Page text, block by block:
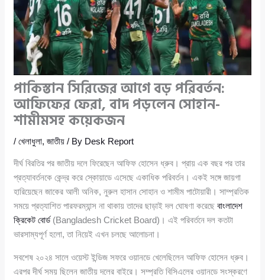
পাকিস্তান সিরিজের আগে বড় পরিবর্তন:
আফিফের ফেরা, বাদ পড়লেন সোহান-
শামীমসহ কয়েকজন
/খেলাধুলা,জাতীয় / By Desk Report
দীর্ঘ বিরতির পর জাতীয় দলে ফিরেছেন আফিফ হোসেন ধ্রুব। প্রায় এক বছর পর তার
প্রত্যাবর্তনকে কেন্দ্র করে স্কোয়াডে এসেছে একাধিক পরিবর্তন। একই সঙ্গে জায়গা
হারিয়েছেন জাকের আলী অনিক, নুরুল হাসান সোহান ও শামীম পাটোয়ারী। সাম্প্রতিক
সময়ে প্রত্যাশিত পারফরম্যান্স না থাকায় তাদের ছাড়াই দল ঘোষণা করেছেবাংলাদেশ
ক্রিকেট বোর্ড (Bangladesh Cricket Board)। এই পরিবর্তনে দল কতটা
ভারসাম্যপূর্ণ হলো, তা নিয়েই এখন চলছে আলোচনা।
সবশেষ ২০২৪ সালে ওয়েস্ট ইন্ডিজ সফরে ওয়ানডে খেলেছিলেন আফিফ হোসেন ধ্রুব।
এরপর দীর্ঘ সময় ছিলেন জাতীয় দলের বাইরে। সম্প্রতি বিসিএলের ওয়ানডে সংস্করণে